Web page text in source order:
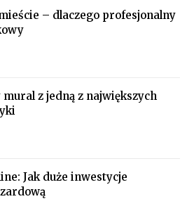
– dlaczego profesjonalny
z jedną z największych
Jak duże inwestycje